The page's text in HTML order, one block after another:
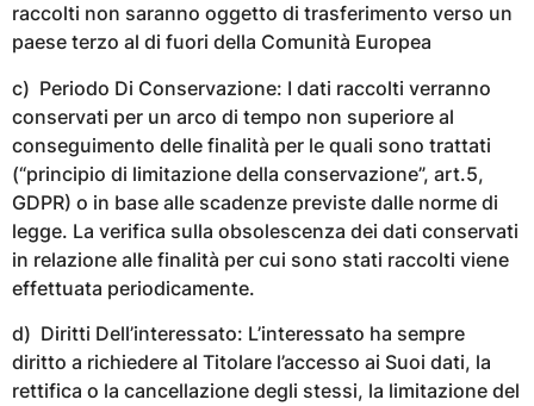
raccolti non saranno oggetto di trasferimento verso un
paese terzo al di fuori della Comunità Europea
c) Periodo Di Conservazione: I dati raccolti verranno
conservati per un arco di tempo non superiore al
conseguimento delle finalità per le quali sono trattati
(“principio di limitazione della conservazione”, art.5,
GDPR) o in base alle scadenze previste dalle norme di
legge. La verifica sulla obsolescenza dei dati conservati
in relazione alle finalità per cui sono stati raccolti viene
effettuata periodicamente.
d) Diritti Dell’interessato: L’interessato ha sempre
diritto a richiedere al Titolare l’accesso ai Suoi dati, la
rettifica o la cancellazione degli stessi, la limitazione del